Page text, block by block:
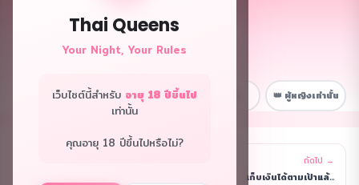
Thai Queens
Your Night, Your Rules
เว็บไซต์นี้สำหรับ อายุ 18 ปีขึ้นไป
เท่านั้น
คุณอายุ 18 ปีขึ้นไปหรือไม่?
👑 ฟอรั่มควีนส์
📋 หน้าหลัก 💼 เรื่องงาน 👑 ผู้หญิงเท่านั้น
ถัดไป →
เก็บเงินได้ตามเป้าแล้วค่ะ 🎉 ตอนนี้มีเงินออมจากงานก